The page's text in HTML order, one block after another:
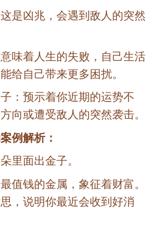
是凶兆，会遇到敌人的突然
味着人生的失败，自己生活
给自己带来更多困扰。
：预示着你近期的运势不
向或遭受敌人的突然袭击。
例解析：
里面出金子。
值钱的金属，象征着财富。
，说明你最近会收到好消